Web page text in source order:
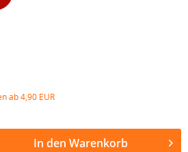
ab 4,90 EUR
In den Warenkorb